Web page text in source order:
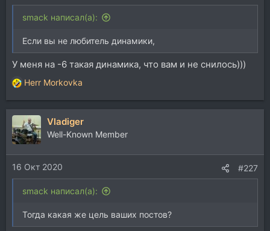
smack написал(а):
Если вы не любитель динамики,
У меня на -6 такая динамика, что вам и не снилось)))
Р
е
а
ц
и
и
:
Herr Morkovka
Vladiger
Well-Known Member
16 Окт 2020 #227
smack написал(а):
Тогда какая же цель ваших постов?